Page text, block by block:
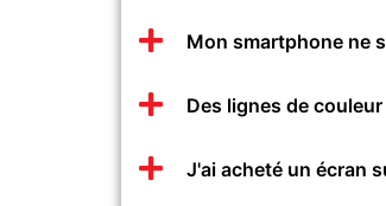
Mon smartphone ne
Des lignes de
J'ai acheté un écran